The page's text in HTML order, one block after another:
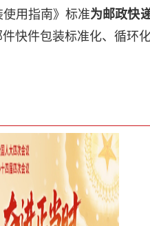
使用指南》标准为邮政快
快件包装标准化、循环